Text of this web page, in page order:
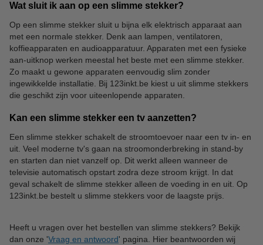
Wat sluit ik aan op een slimme stekker?
Op een slimme stekker sluit u bijna elk elektrisch apparaat aan
met een normale stekker. Denk aan lampen, ventilatoren,
koffieapparaten en audioapparatuur. Apparaten met een fysieke
aan-uitknop werken meestal het beste met een slimme stekker.
Zo maakt u gewone apparaten eenvoudig slim zonder
ingewikkelde installatie. Bij 123inkt.be kiest u uit slimme stekkers
die geschikt zijn voor uiteenlopende apparaten.
Kan een slimme stekker een tv aanzetten?
Een slimme stekker schakelt de stroomtoevoer naar een tv in- en
uit. Veel moderne tv's gaan na stroomonderbreking in stand-by
en starten dan niet vanzelf op. Dit werkt alleen wanneer de
televisie automatisch opstart zodra deze stroom krijgt. In dat
geval schakelt de slimme stekker alleen de voeding in en uit. Op
123inkt.be bestelt u slimme stekkers voor de laagste prijs.
Heeft u vragen over het bestellen van slimme stekkers? Bekijk
dan onze 'Vraag en antwoord' pagina. Hier beantwoorden wij